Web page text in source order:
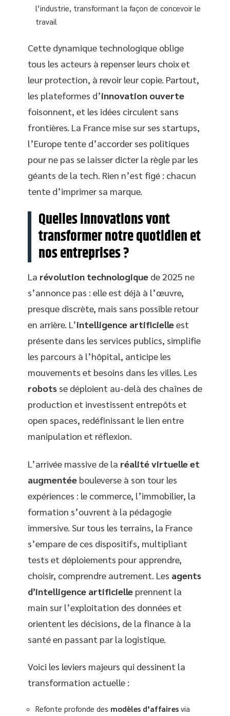
l’industrie, transformant la façon de concevoir le
travail
Cette dynamique technologique oblige
tous les acteurs à repenser leurs choix et
leur protection, à revoir leur copie. Partout,
les plateformes d’innovation ouverte
foisonnent, et les idées circulent sans
frontières. La France mise sur ses startups,
l’Europe tente d’accorder ses politiques
pour ne pas se laisser dicter la règle par les
géants de la tech. Rien n’est figé : chacun
tente d’imprimer sa marque.
Quelles innovations vont
transformer notre quotidien et
nos entreprises ?
La révolution technologique de 2025 ne
s’annonce pas : elle est déjà à l’œuvre,
presque discrète, mais sans possible retour
en arrière. L’intelligence artificielleest
présente dans les services publics, simplifie
les parcours à l’hôpital, anticipe les
mouvements et besoins dans les villes. Les
robots se déploient au-delà des chaînes de
production et investissent entrepôts et
open spaces, redéfinissant le lien entre
manipulation et réflexion.
L’arrivée massive de la réalité virtuelle et
augmentée bouleverse à son tour les
expériences : le commerce, l’immobilier, la
formation s’ouvrent à la pédagogie
immersive. Sur tous les terrains, la France
s’empare de ces dispositifs, multipliant
tests et déploiements pour apprendre,
choisir, comprendre autrement. Les agents
d’intelligence artificielle prennent la
main sur l’exploitation des données et
orientent les décisions, de la finance à la
santé en passant par la logistique.
Voici les leviers majeurs qui dessinent la
transformation actuelle :
Refonte profonde des modèles d’affaires via